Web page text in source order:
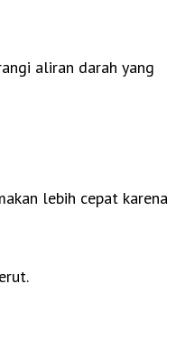
aliran darah yang
lebih cepat karena